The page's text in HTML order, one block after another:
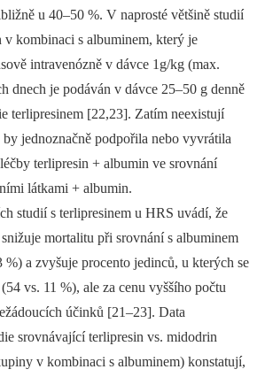
u 40–50 %. V naprosté většině studií
v kombinaci s albuminem, který je
intravenózně v dávce 1g/kg (max.
dnech je podáván v dávce 25–50 g denně
terlipresinem [22,23]. Zatím neexistují
jednoznačně podpořila nebo vyvrátila
terlipresin + albumin ve srovnání
látkami + albumin.
studií s terlipresinem u HRS uvádí, že
mortalitu při srovnání s albuminem
%) a zvyšuje procento jedinců, u kterých se
vs. 11 %), ale za cenu vyššího počtu
účinků [21–23]. Data
srovnávající terlipresin vs. midodrin
v kombinaci s albuminem) konstatují,